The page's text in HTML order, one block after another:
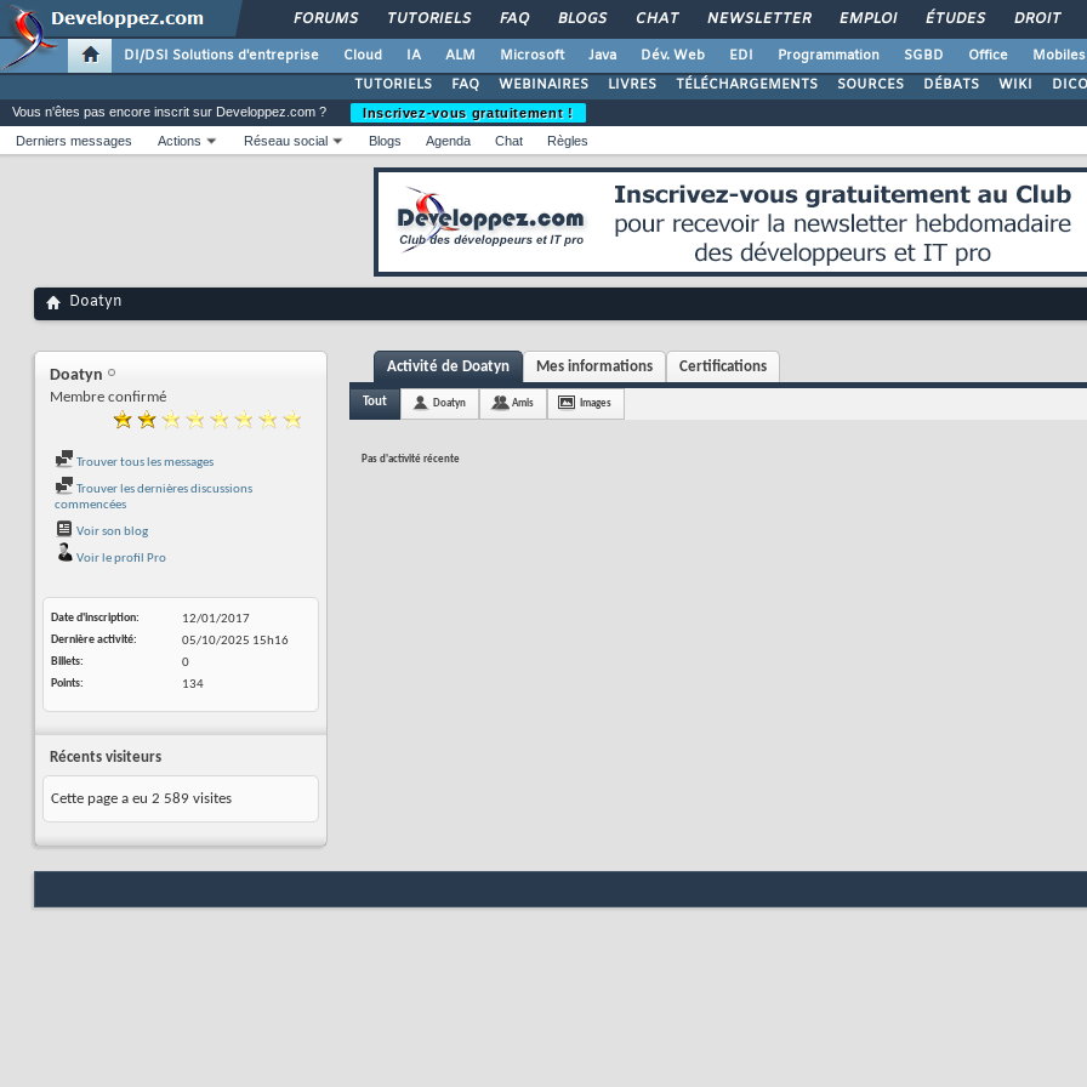
FORUMS TUTORIELS FAQ BLOGS CHAT NEWSLETTER EMPLOI ÉTUDES DROIT
DI/DSI Solutions d'entreprise Cloud IA ALM Microsoft Java Dév. Web EDI Programmation SGBD Office Mobiles
TUTORIELS
FAQ WEBINAIRES LIVRES TÉLÉCHARGEMENTS SOURCES DÉBATS WIKI DICO
Vous n'êtes pas encore inscrit sur Developpez.com ?
Inscrivez-vous gratuitement !
Derniers messages
Actions Réseau social Blogs Agenda Chat Règles
Doatyn
Doatyn
Membre confirmé
Trouver tous les messages
Trouver les dernières discussions
commencées
Voir son blog
Voir le profil Pro
Date d'inscription
12/01/2017
Dernière activité
05/10/2025 15h16
Billets
0
Points
134
Récents visiteurs
Cette page a eu 2 589 visites
Activité de Doatyn Mes informations Certifications
Tout Doatyn Amis Images
Pas d'activité récente